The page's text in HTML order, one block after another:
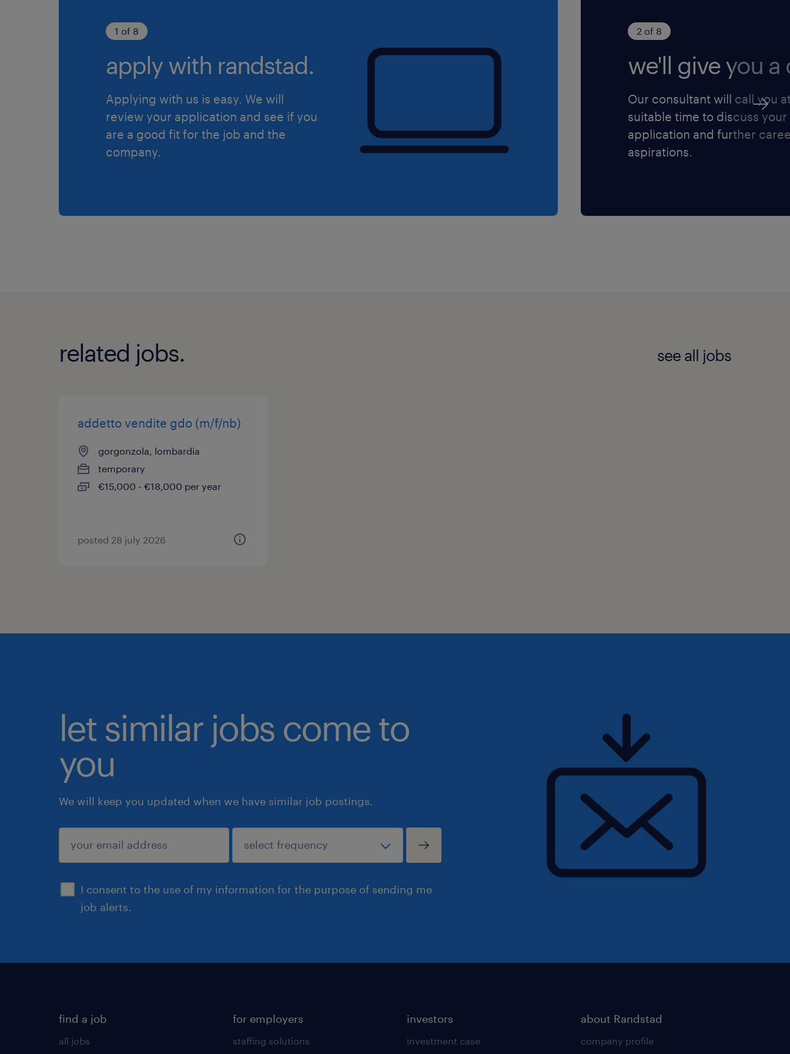
È richiesta la conoscenza dei sistemi ERP (SAP,
Oracle o simili)
della Legge n. 300/1970, del Decreto Legislativo n.
198/2006 e del Decreto Legislativo n. 96/2026 ed è
1 of 8
apply with randstad.
Applying with us is easy. We will
review your application and see if you
are a good fit for the job and the
company.
2 of 8
we'll give you a
Our consultant will call you
suitable time to discuss your
application and further
aspirations.
related jobs. see all jobs
addetto vendite gdo (m/f/nb)
gorgonzola, lombardia
temporary
€15,000 - €18,000 per year
posted 28 july 2026
let similar jobs come to
you
We will keep you updated when we have similar job postings.
I consent to the use of my information for the purpose of sending me
job alerts.
submit
find a job
all jobs
for employers
staffing solutions
investors
investment case
about Randstad
company profile